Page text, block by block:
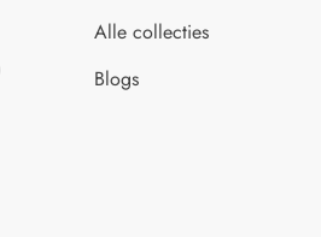
Alle collecties
Blogs